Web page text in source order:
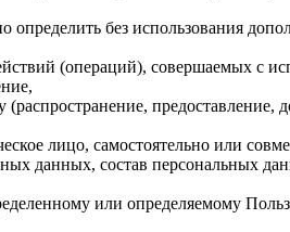
без использования
(операций), совершаемых с
лицо, самостоятельно или
данных, состав персональных
или определяемому